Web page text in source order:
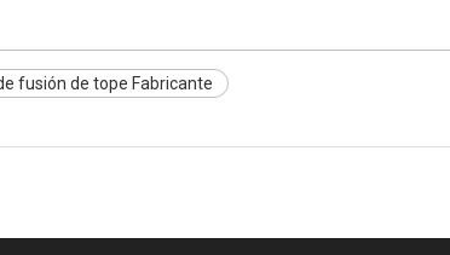
fusión de tope Fabricante